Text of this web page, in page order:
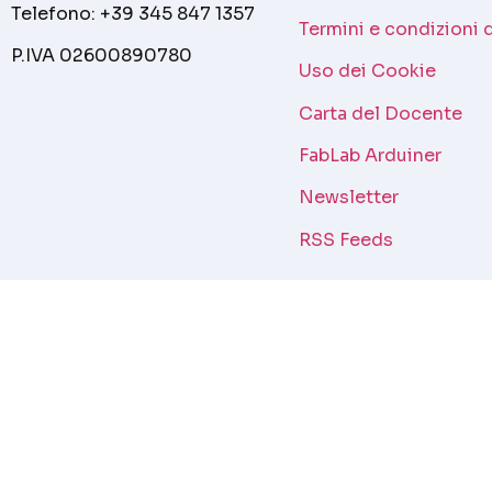
Telefono: +39 345 847 1357
P.IVA 02600890780
Termini e condizioni
Uso dei Cookie
Carta del Docente
FabLab Arduiner
Newsletter
RSS Feeds